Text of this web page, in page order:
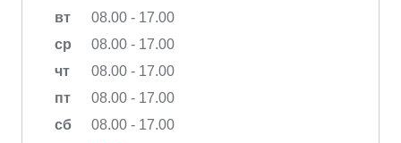
вт
08.00 - 17.00
ср
08.00 - 17.00
чт
08.00 - 17.00
пт
08.00 - 17.00
сб
08.00 - 17.00